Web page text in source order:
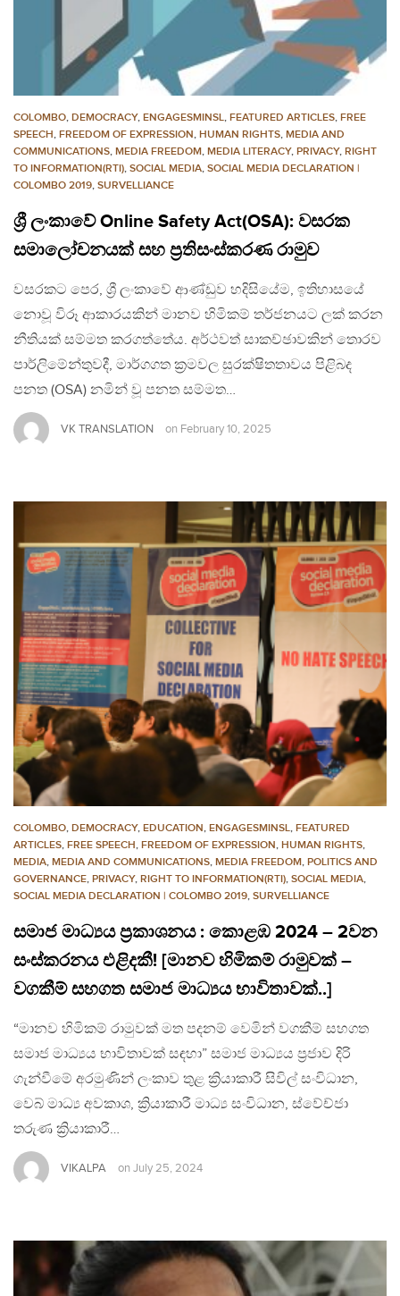
COLOMBO, DEMOCRACY, ENGAGESMINSL, FEATURED ARTICLES, FREE
SPEECH, FREEDOM OF EXPRESSION, HUMAN RIGHTS, MEDIA AND
COMMUNICATIONS, MEDIA FREEDOM, MEDIA LITERACY, PRIVACY, RIGHT
TO INFORMATION(RTI), SOCIAL MEDIA, SOCIAL MEDIA DECLARATION |
COLOMBO 2019, SURVELLIANCE
ශ්‍රී ලංකාවේ Online Safety Act(OSA): වසරක
සමාලෝචනයක් සහ ප්‍රතිසංස්කරණ රාමුව
වසරකට පෙර, ශ්‍රී ලංකාවේ ආණ්ඩුව හදිසියේම, ඉතිහාසයේ
නොවූ විරූ ආකාරයකින් මානව හිමිකම් තර්ජනයට ලක් කරන
නීතියක් සම්මත කරගත්තේය. අර්ථවත් සාකච්ඡාවකින් තොරව
පාර්ලිමේන්තුවදී, මාර්ගගත ක්‍රමවල සුරක්ෂිතතාවය පිළිබද
පනත (OSA) නමින් වූ පනත සම්මත…
VK TRANSLATION on February 10, 2025
COLOMBO, DEMOCRACY, EDUCATION, ENGAGESMINSL, FEATURED
ARTICLES, FREE SPEECH, FREEDOM OF EXPRESSION, HUMAN RIGHTS,
MEDIA, MEDIA AND COMMUNICATIONS, MEDIA FREEDOM, POLITICS AND
GOVERNANCE, PRIVACY, RIGHT TO INFORMATION(RTI), SOCIAL MEDIA,
SOCIAL MEDIA DECLARATION | COLOMBO 2019, SURVELLIANCE
සමාජ මාධ්‍යය ප්‍රකාශනය : කොළඹ 2024 – 2වන
සංස්කරනය එළිදකී! [මානව හිමිකම් රාමුවක් –
වගකීම් සහගත සමාජ මාධ්‍යය භාවිතාවක්..]
“මානව හිමිකම් රාමුවක් මත පදනම් වෙමින් වගකීම් සහගත
සමාජ මාධ්‍යය භාවිතාවක් සඳහා” සමාජ මාධ්‍යය ප්‍රජාව දිරි
ගැන්වීමේ අරමුණින් ලංකාව තුළ ක්‍රියාකාරී සිවිල් සංවිධාන,
වෙබ් මාධ්‍ය අවකාශ, ක්‍රියාකාරී මාධ්‍ය සංවිධාන, ස්වේච්ජා
තරුණ ක්‍රියාකාරී…
VIKALPA on July 25, 2024